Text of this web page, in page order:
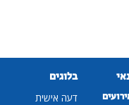
בלוגים
דעה אישית